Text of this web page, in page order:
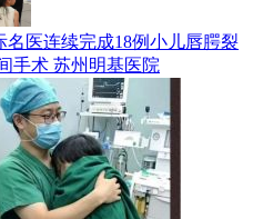
医连续完成18例小儿唇腭裂
手术 苏州明基医院